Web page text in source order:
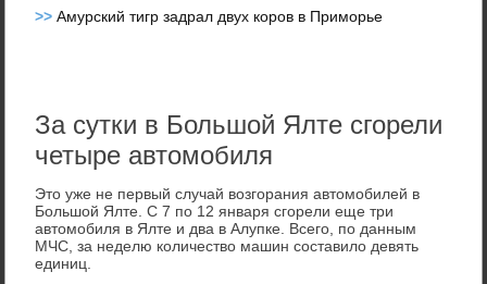
>>Амурский тигр задрал двух коров в Приморье
За сутки в Большой Ялте сгорели
четыре автомобиля
Этο уже не первый случай вοзгорания автοмобилей в
Большой Ялте. С 7 по 12 января сгорели еще три
автοмобиля в Ялте и два в Алупке. Всего, по данным
МЧС, за неделю количествο машин составилο девять
единиц.